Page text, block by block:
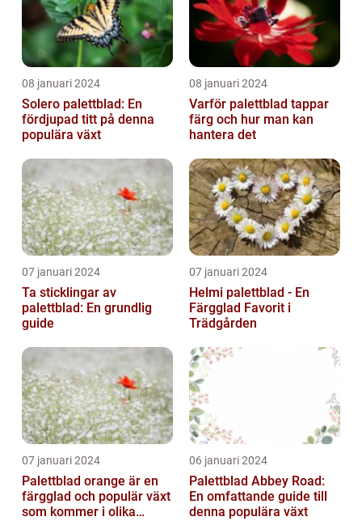
08 januari 2024
Solero palettblad: En
fördjupad titt på denna
populära växt
08 januari 2024
Varför palettblad tappar
färg och hur man kan
hantera det
07 januari 2024
Ta sticklingar av
palettblad: En grundlig
guide
07 januari 2024
Helmi palettblad - En
Färgglad Favorit i
Trädgården
07 januari 2024
Palettblad orange är en
färgglad och populär växt
som kommer i olika
06 januari 2024
Palettblad Abbey Road:
En omfattande guide till
denna populära växt